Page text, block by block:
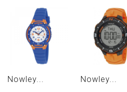
Nowley... Nowley...